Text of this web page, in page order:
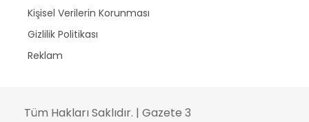
Kişisel Verilerin Korunması
Gizlilik Politikası
Reklam
Tüm Hakları Saklıdır. | Gazete 3